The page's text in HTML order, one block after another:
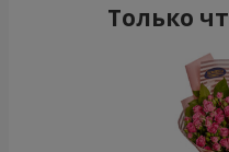
Только